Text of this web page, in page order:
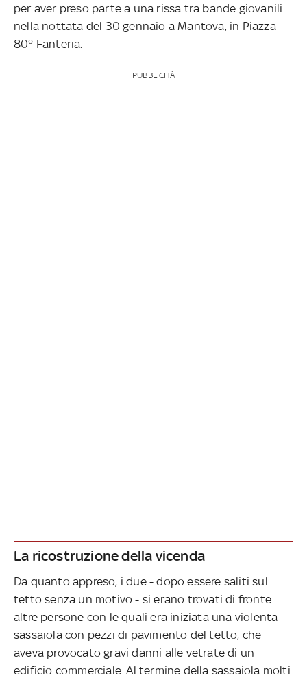
per aver preso parte a una rissa tra bande giovanili
nella nottata del 30 gennaio a Mantova, in Piazza
80° Fanteria.
PUBBLICITÀ
La ricostruzione della vicenda
Da quanto appreso, i due - dopo essere saliti sul
tetto senza un motivo - si erano trovati di fronte
altre persone con le quali era iniziata una violenta
sassaiola con pezzi di pavimento del tetto, che
aveva provocato gravi danni alle vetrate di un
edificio commerciale. Al termine della sassaiola molti